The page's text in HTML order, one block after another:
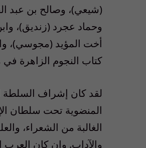
(شيعي)، وصالح بن عبد
وحماد عجرد (زنديق)،
أخت المؤيد (مجوسي)،
كتاب النجوم الزاهرة
لقد كان إشراف السلطة
المنضوية تحت سلطان
الغالبة من الشعراء،
والآداب. وإن كان العرب